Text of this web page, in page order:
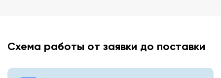
Схема работы от заявки до поставки